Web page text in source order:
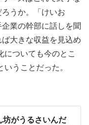
うか。「けいお
業の幹部に話しを聞
大きな収益を見込め
についても今のとこ
うことだった。
がうるさいんだ